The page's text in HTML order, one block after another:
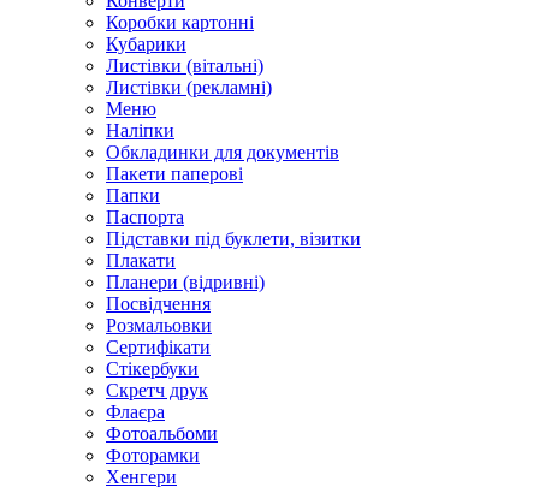
Коробки картонні
Кубарики
Листівки (вітальні)
Листівки (рекламні)
Меню
Наліпки
Обкладинки для документів
Пакети паперові
Папки
Паспорта
Підставки під буклети, візитки
Плакати
Планери (відривні)
Посвідчення
Розмальовки
Сертифікати
Стікербуки
Скретч друк
Флаєра
Фотоальбоми
Фоторамки
Хенгери